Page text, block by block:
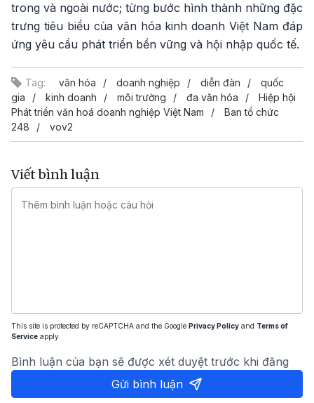
trong và ngoài nước; từng bước hình thành những đặc
trưng tiêu biểu của văn hóa kinh doanh Việt Nam đáp
ứng yêu cầu phát triển bền vững và hội nhập quốc tế.
Tag: văn hóa doanh nghiệp diễn đàn
quốc
gia
kinh doanh môi trường đa văn hóa
Hiệp hội
Phát triển văn hoá doanh nghiệp Việt Nam
Ban tổ chức
248
vov2
Viết bình luận
This site is protected by reCAPTCHA and the Google Privacy Policy and Terms of
Service apply.
Bình luận của bạn sẽ được xét duyệt trước khi đăng
Gửi bình luận